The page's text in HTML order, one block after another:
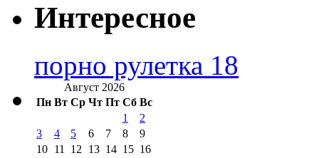
Интересное
порно рулетка 18
Август 2026
Пн Вт Ср Чт Пт Сб Вс
1
2
3
4 5 6 7 8
9
10 11 12 13 14 15 16